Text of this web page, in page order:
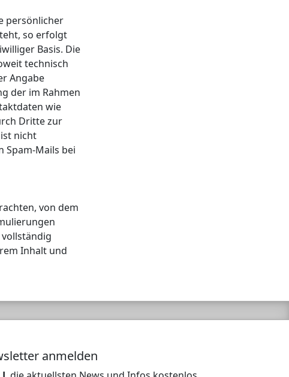
persönlicher
so erfolgt
Basis. Die
technisch
Angabe
der im Rahmen
wie
Dritte zur
nicht
Spam-Mails bei
von dem
Inhalt und
anmelden